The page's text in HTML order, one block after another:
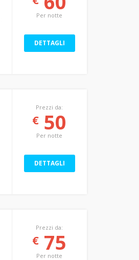
Per notte
DETTAGLI
Prezzi da:
€ 50
Per notte
DETTAGLI
Prezzi da:
€ 75
Per notte